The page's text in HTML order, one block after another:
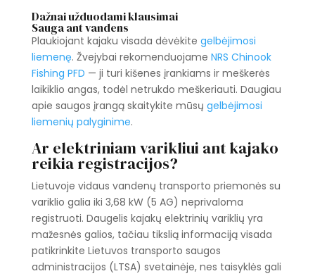
Dažnai užduodami klausimai
Sauga ant vandens
Plaukiojant kajaku visada dėvėkite gelbėjimosi
liemenę. Žvejybai rekomenduojame NRS Chinook
Fishing PFD — ji turi kišenes įrankiams ir meškerės
laikiklio angas, todėl netrukdo meškeriauti. Daugiau
apie saugos įrangą skaitykite mūsų gelbėjimosi
liemenių palyginime.
Ar elektriniam varikliui ant kajako
reikia registracijos?
Lietuvoje vidaus vandenų transporto priemonės su
variklio galia iki 3,68 kW (5 AG) neprivaloma
registruoti. Daugelis kajakų elektrinių variklių yra
mažesnės galios, tačiau tikslią informaciją visada
patikrinkite Lietuvos transporto saugos
administracijos (LTSA) svetainėje, nes taisyklės gali